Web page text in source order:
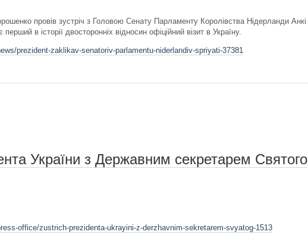
провів зустріч з Головою Сенату Парламенту Королівства Нідерланди Анкі
в історії двосторонніх відносин офіційний візит в Україну.
prezident-zaklikav-senatoriv-parlamentu-niderlandiv-spriyati-37381
України з Державним секретарем Святого
office/zustrich-prezidenta-ukrayini-z-derzhavnim-sekretarem-svyatog-1513